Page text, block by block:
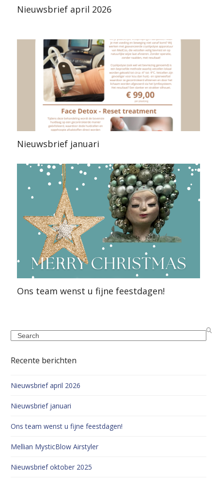
Nieuwsbrief april 2026
Nieuwsbrief januari
Ons team wenst u fijne feestdagen!
Search
Recente berichten
Nieuwsbrief april 2026
Nieuwsbrief januari
Ons team wenst u fijne feestdagen!
Mellian MysticBlow Airstyler
Nieuwsbrief oktober 2025